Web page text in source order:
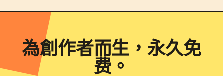
為創作者而生，永久免
费。